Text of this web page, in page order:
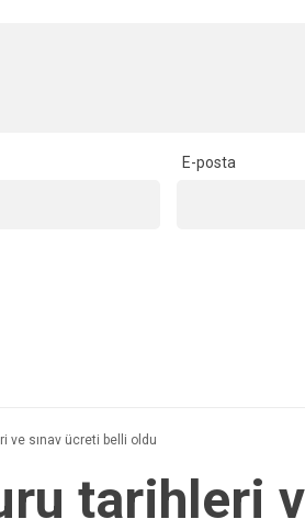
E-posta
ve sınav ücreti belli oldu
tarihleri